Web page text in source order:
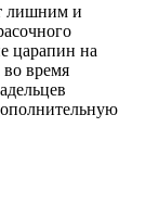
лишним и
царапин на
время